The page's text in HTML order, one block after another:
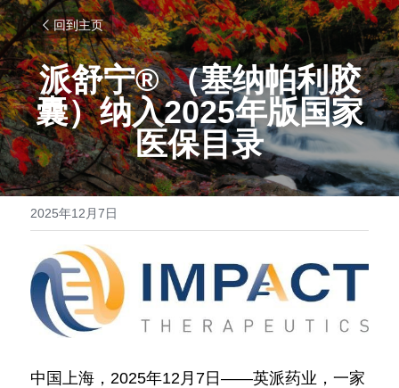
回到主页
派舒宁® （塞纳帕利胶
囊）纳入2025年版国家
医保目录
2025年12月7日
中国上海，2025年12月7日——英派药业，一家